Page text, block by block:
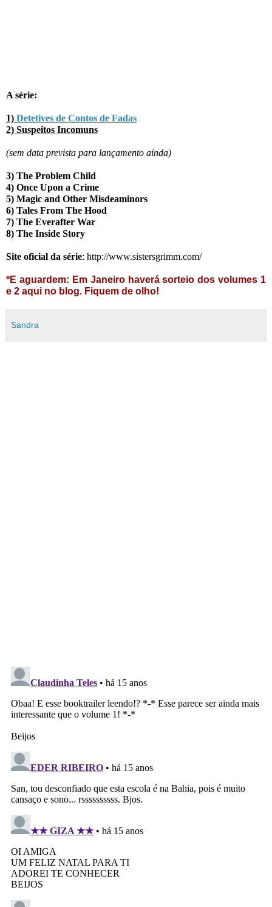
A série:
1) Detetives de Contos de Fadas
2) Suspeitos Incomuns
(sem data prevista para lançamento ainda)
3) The Problem Child
4) Once Upon a Crime
5) Magic and Other Misdeaminors
6) Tales From The Hood
7) The Everafter War
8) The Inside Story
Site oficial da série: http://www.sistersgrimm.com/
*E aguardem: Em Janeiro haverá sorteio dos volumes 1
e 2 aqui no blog. Fiquem de olho!
Sandra